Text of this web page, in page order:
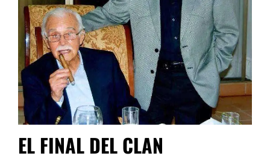
EL FINAL DEL CLAN